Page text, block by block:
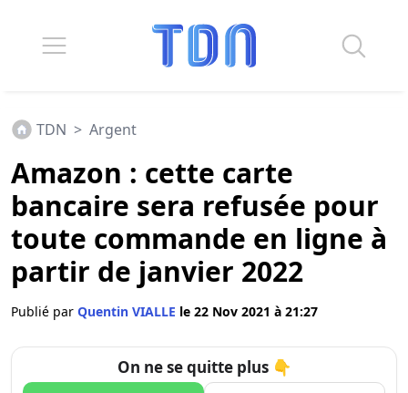
TDN > Argent
Amazon : cette carte
bancaire sera refusée pour
toute commande en ligne à
partir de janvier 2022
Publié par Quentin VIALLE le 22 Nov 2021 à 21:27
On ne se quitte plus 👇